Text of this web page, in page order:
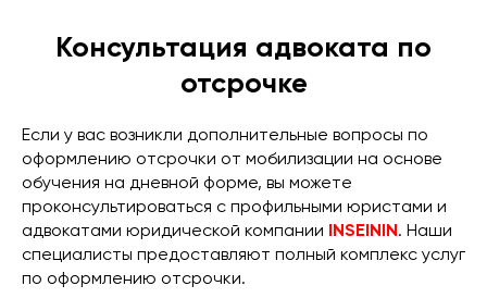
Консультация адвоката по
отсрочке
Если у вас возникли дополнительные вопросы по
оформлению отсрочки от мобилизации на основе
обучения на дневной форме, вы можете
проконсультироваться с профильными юристами и
адвокатами юридической компании INSEININ. Наши
специалисты предоставляют полный комплекс услуг
по оформлению отсрочки.